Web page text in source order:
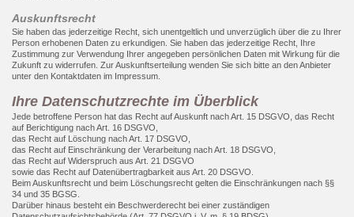
Auskunftsrecht
Sie haben das jederzeitige Recht, sich unentgeltlich und unverzüglich über die zu Ihrer
Person erhobenen Daten zu erkundigen. Sie haben das jederzeitige Recht, Ihre
Zustimmung zur Verwendung Ihrer angegeben persönlichen Daten mit Wirkung für die
Zukunft zu widerrufen. Zur Auskunftserteilung wenden Sie sich bitte an den Anbieter
unter den Kontaktdaten im Impressum.
Ihre Datenschutzrechte im Überblick
Jede betroffene Person hat das Recht auf Auskunft nach Art. 15 DSGVO, das Recht
auf Berichtigung nach Art. 16 DSGVO,
das Recht auf Löschung nach Art. 17 DSGVO,
das Recht auf Einschränkung der Verarbeitung nach Art. 18 DSGVO,
das Recht auf Widerspruch aus Art. 21 DSGVO
sowie das Recht auf Datenübertragbarkeit aus Art. 20 DSGVO.
Beim Auskunftsrecht und beim Löschungsrecht gelten die Einschränkungen nach §§
34 und 35 BGSG.
Darüber hinaus besteht ein Beschwerderecht bei einer zuständigen